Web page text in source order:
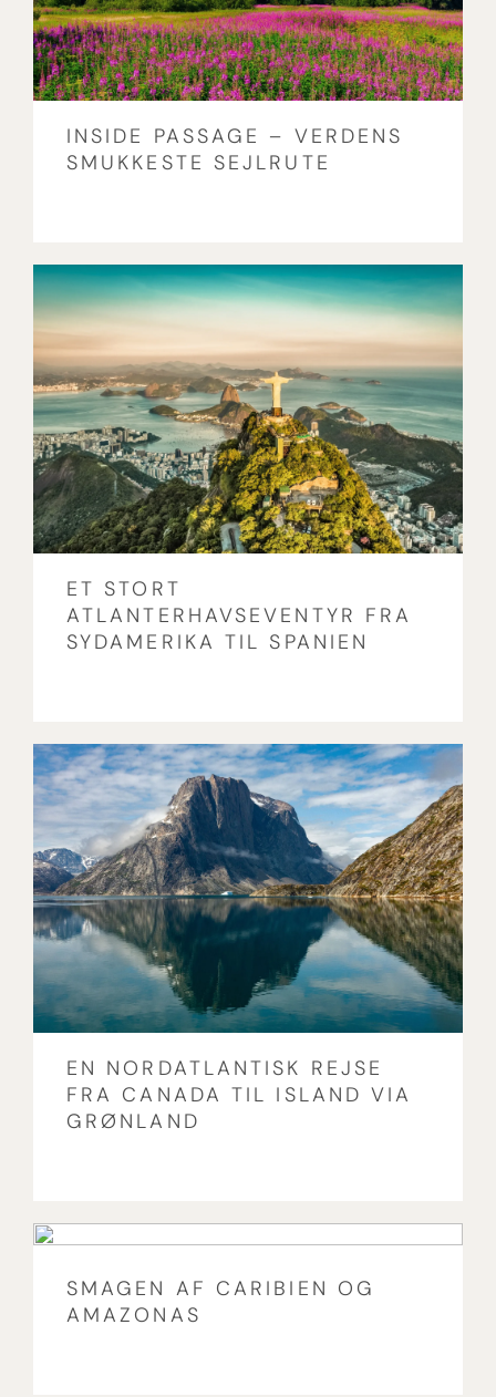
INSIDE PASSAGE – VERDENS
SMUKKESTE SEJLRUTE
ET STORT
ATLANTERHAVSEVENTYR FRA
SYDAMERIKA TIL SPANIEN
EN NORDATLANTISK REJSE
FRA CANADA TIL ISLAND VIA
GRØNLAND
SMAGEN AF CARIBIEN OG
AMAZONAS